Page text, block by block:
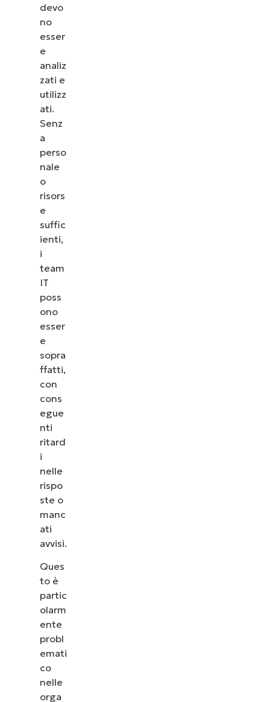
devo
no
esser
e
analiz
zati e
utilizz
ati.
Senz
a
perso
nale
o
risors
e
suffic
ienti,
i
team
IT
poss
ono
esser
e
sopra
ffatti,
con
cons
egue
nti
ritard
i
nelle
rispo
ste o
manc
ati
avvisi.
Ques
to è
partic
olarm
ente
probl
emati
co
nelle
orga